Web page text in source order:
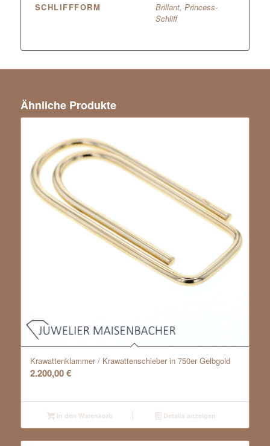
SCHLIFFFORM
Brillant, Princess-
Schliff
Ähnliche Produkte
Krawattenklammer / Krawattenschieber in 750er Gelbgold
2.200,00€
In den Warenkorb Details anzeigen